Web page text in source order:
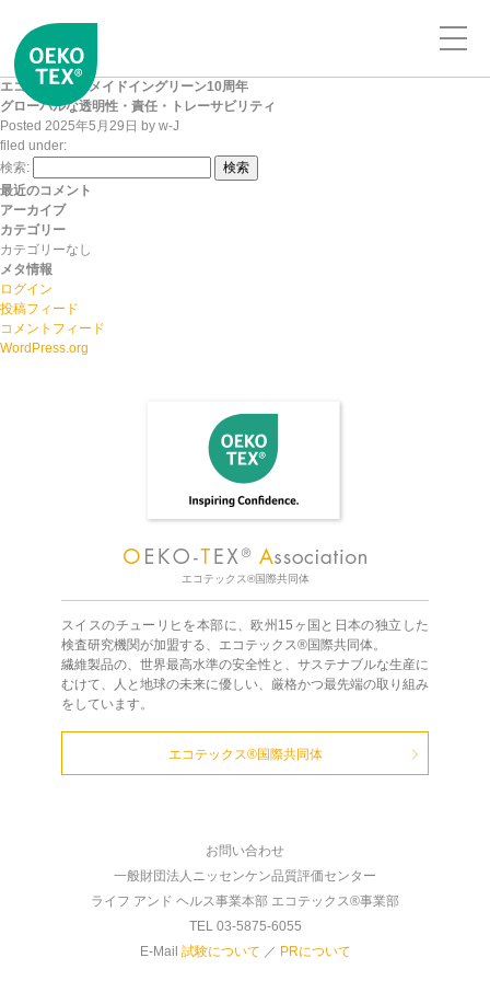
エコテックス®メイドイングリーン10周年
グローバルな透明性・責任・トレーサビリティ
Posted 2025年5月29日 by w-J
filed under:
検索:
検索
最近のコメント
アーカイブ
カテゴリー
カテゴリーなし
メタ情報
ログイン
投稿フィード
コメントフィード
WordPress.org
エコテックス®国際共同体
スイスのチューリヒを本部に、欧州15ヶ国と日本の独立した
検査研究機関が加盟する、エコテックス®国際共同体。
繊維製品の、世界最高水準の安全性と、サステナブルな生産に
むけて、人と地球の未来に優しい、厳格かつ最先端の取り組み
をしています。
エコテックス®国際共同体
お問い合わせ
一般財団法人ニッセンケン品質評価センター
ライフ アンド ヘルス事業本部 エコテックス®事業部
TEL 03-5875-6055
E-Mail 試験について ／ PRについて